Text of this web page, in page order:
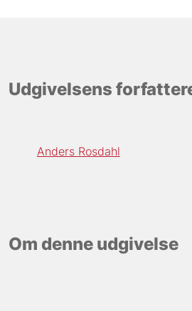
Udgivelsens
Anders Rosdahl
Om denne udgivelse